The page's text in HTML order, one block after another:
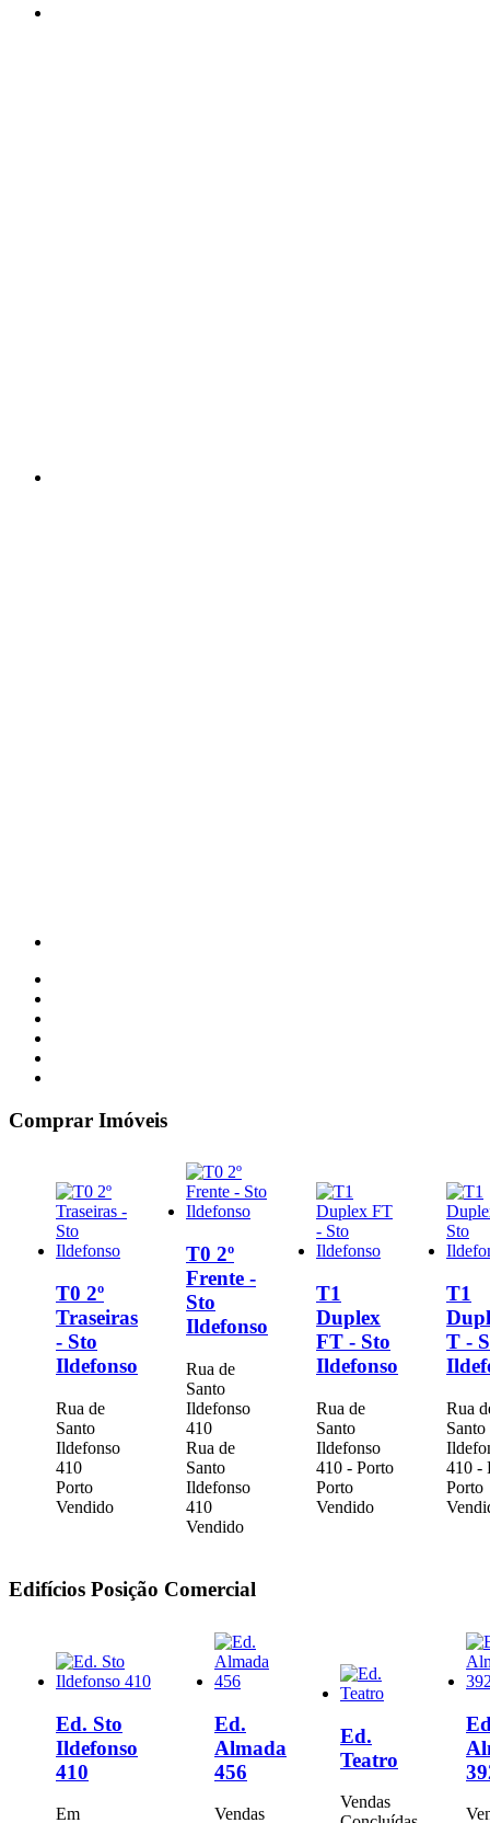
Comprar Imóveis
T0 2º
Traseiras
- Sto
Ildefonso
Rua de
Santo
Ildefonso
410
Porto
Vendido
T0 2º
Frente -
Sto
Ildefonso
Rua de
Santo
Ildefonso
410
Rua de
Santo
Ildefonso
410
Vendido
T1
Duplex
FT - Sto
Ildefonso
Rua de
Santo
Ildefonso
410 - Porto
Porto
Vendido
T1
T -
Rua
Santo
410 -
Porto
Edifícios Posição Comercial
Ed. Sto
Ildefonso
410
Em
Ed.
Almada
456
Vendas
Ed.
Teatro
Vendas